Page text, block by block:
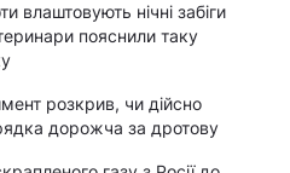
влаштовують нічні забіги
пояснили таку
розкрив, чи дійсно
дорожча за дротову